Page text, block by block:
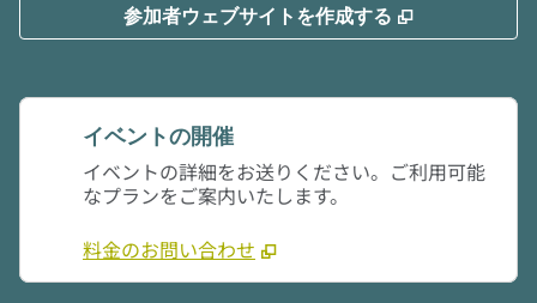
参加者ウェブサイトを作成する ,
イベントの開催
イベントの詳細をお送りください。ご利用可能
なプランをご案内いたします。
料金のお問い合わせ